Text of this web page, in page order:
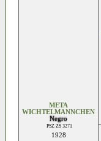
META
WICHTELMANNCHEN
Negro
PSZ ZS 3271
1928